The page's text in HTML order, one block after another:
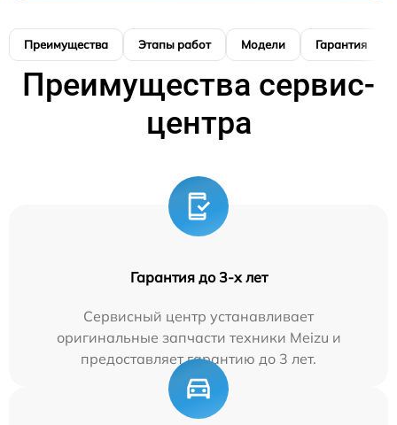
Преимущества Этапы работ Модели Гарантия
Преимущества сервис-
центра
Гарантия до 3-х лет
Сервисный центр устанавливает
оригинальные запчасти техники Meizu и
предоставляет гарантию до 3 лет.